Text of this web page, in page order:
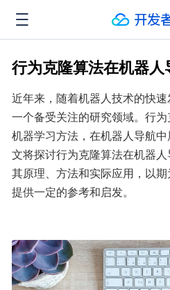
行为克隆算法在机器
近年来，随着机器人技术的快
一个备受关注的研究领域。行
机器学习方法，在机器人导航
文将探讨行为克隆算法在机器
其原理、方法和实际应用，以
提供一定的参考和启发。